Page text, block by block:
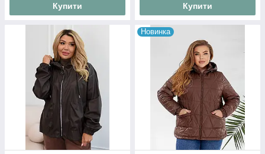
Купити Купити
Новинка